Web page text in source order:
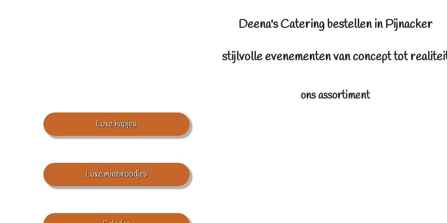
Deena's Catering bestellen in Pijnacker
stijlvolle evenementen van concept tot
ons assortiment
Luxe hapjes
Luxe minibroodjes